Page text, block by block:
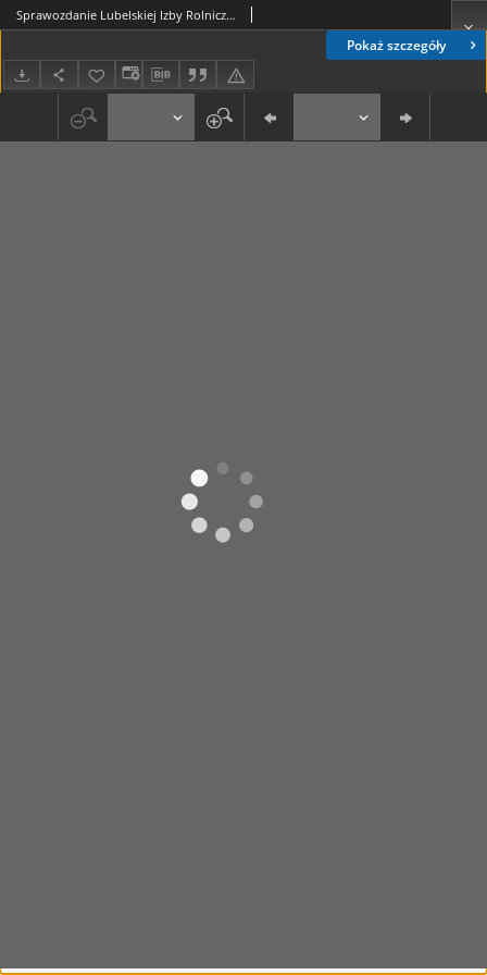
Pokaż szczegóły
Sprawozdanie Lubelskiej Izby Rolniczej za Okres od 1 kwietnia 1933 r do 31 marca 1934 r.